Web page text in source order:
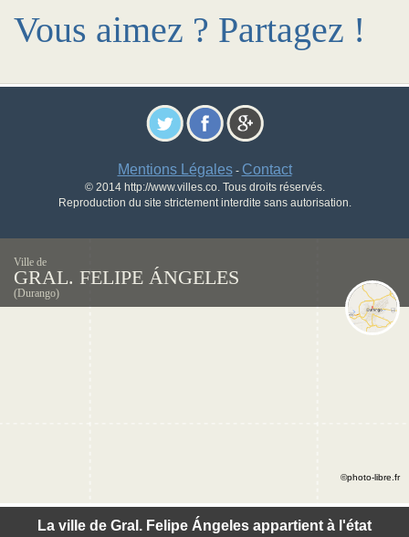
Vous aimez ? Partagez !
Mentions Légales- Contact
© 2014 http://www.villes.co. Tous droits réservés.
Reproduction du site strictement interdite sans autorisation.
Ville de
GRAL. FELIPE ÁNGELES
(Durango)
La ville de Gral. Felipe Ángeles appartient à l'état
©photo-libre.fr